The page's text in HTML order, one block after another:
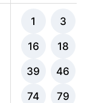
1 3
16 18
39 46
74 79